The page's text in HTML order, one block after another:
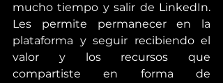
mucho tiempo y salir de LinkedIn.
Les permite permanecer en la
plataforma y seguir recibiendo el
valor y los recursos que
compartiste en forma de